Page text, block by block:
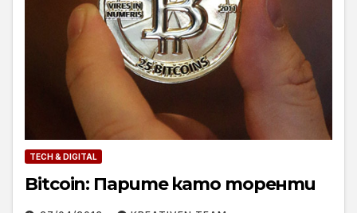
TECH & DIGITAL
Bitcoin: Парите като торенти